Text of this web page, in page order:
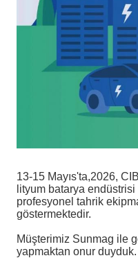
13-15 Mayıs'ta,2026,
lityum batarya
profesyonel tahrik
göstermektedir.
Müşterimiz Sunmag ile
yapmaktan onur duyduk.